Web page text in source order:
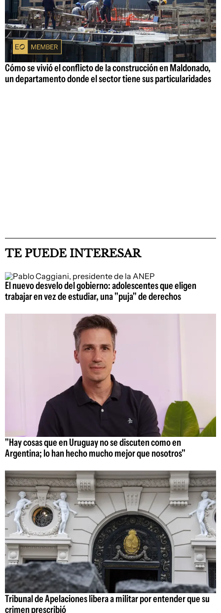
Cómo se vivió el conflicto de la construcción en Maldonado,
un departamento donde el sector tiene sus particularidades
TE PUEDE INTERESAR
El nuevo desvelo del gobierno: adolescentes que eligen
trabajar en vez de estudiar, una "puja" de derechos
"Hay cosas que en Uruguay no se discuten como en
Argentina; lo han hecho mucho mejor que nosotros"
Tribunal de Apelaciones libera a militar por entender que su
crimen prescribió